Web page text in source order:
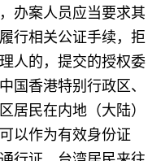
办案人员应当要求其
行相关公证手续，拒
人的，提交的授权委
国香港特别行政区、
居民在内地（大陆）
以作为有效身份证